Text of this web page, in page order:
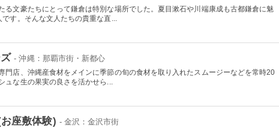
る文豪たちにとって鎌倉は特別な場所でした。夏目漱石や川端康成も古都鎌倉に魅
す。そんな文人たちの貴重な直...
- 沖縄：那覇市街・新都心
門店、沖縄産食材をメインに季節の旬の食材を取り入れたスムージーなどを常時20
ュな生の果実の良さを活かせら...
座敷体験) - 金沢：金沢市街